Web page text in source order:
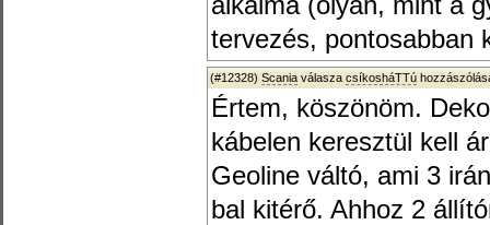
tervezés, pontosabban
(#12328) Scania válasza csíkosháTTú
Értem, köszönöm.
kábelen keresztül kell
Geoline váltó, ami 3
bal kitérő. Ahhoz 2